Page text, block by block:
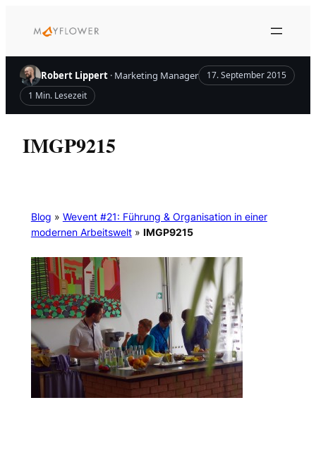
Inhalt
Robert Lippert · Marketing Manager
17. September 2015
1 Min. Lesezeit
IMGP9215
Blog » Wevent #21: Führung & Organisation in einer
modernen Arbeitswelt» IMGP9215